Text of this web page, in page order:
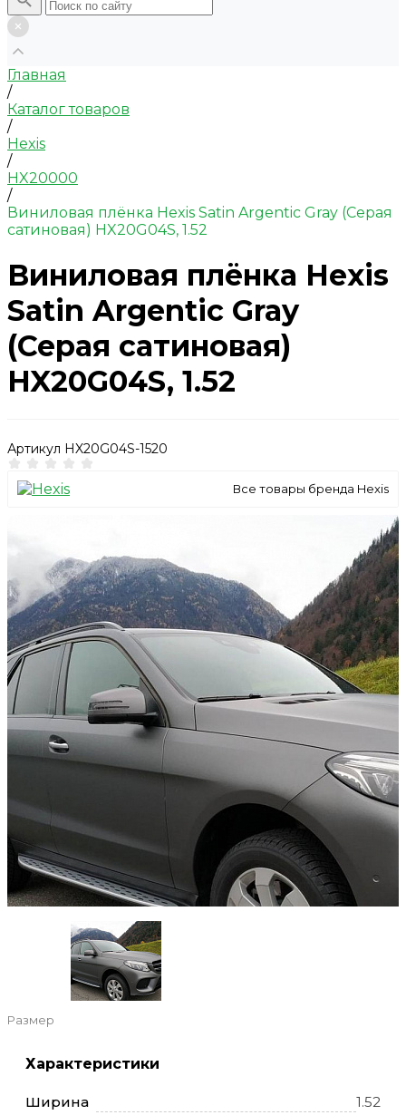
Главная
/
Каталог товаров
/
Hexis
/
HX20000
/
Виниловая плёнка Hexis Satin Argentic Gray (Серая
сатиновая) HX20G04S, 1.52
Виниловая плёнка Hexis
Satin Argentic Gray
(Серая сатиновая)
HX20G04S, 1.52
Артикул HX20G04S-1520
Все товары бренда Hexis
Размер
Характеристики
Ширина
1.52